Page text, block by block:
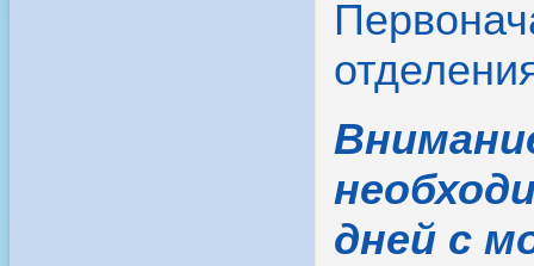
дней с